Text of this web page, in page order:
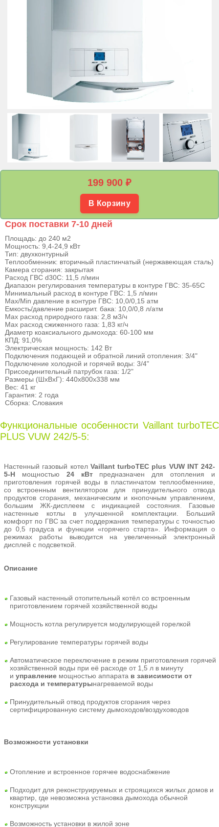
199 900 ₽
В Корзину
Срок поставки 7-10 дней
Площадь: до 240 м2
Мощность: 9,4-24,9 кВт
Тип: двухконтурный
Теплообменник: вторичный пластинчатый (нержавеющая сталь)
Камера сгорания: закрытая
Расход ГВС d30C: 11,5 л/мин
Диапазон регулирования температуры в контуре ГВС: 35-65С
Минимальный расход в контуре ГВС: 1,5 л/мин
Max/Min давление в контуре ГВС: 10,0/0,15 атм
Емкость/давление расширит. бака: 10,0/0,8 л/атм
Max расход природного газа: 2,8 м3/ч
Max расход сжиженного газа: 1,83 кг/ч
Диаметр коаксиального дымохода: 60-100 мм
КПД: 91,0%
Электрическая мощность: 142 Вт
Подключения подающей и обратной линий отопления: 3/4"
Подключение холодной и горячей воды: 3/4"
Присоединительный патрубок газа: 1/2"
Размеры (ШхВхГ): 440x800x338 мм
Вес: 41 кг
Гарантия: 2 года
Сборка: Словакия
Функциональные особенности Vaillant turboTEC
PLUS VUW 242/5-5:
Настенный газовый котел Vaillant turboTEC plus VUW INT 242-
5-Н мощностью 24 кВтпредназначен для отопления и
приготовления горячей воды в пластинчатом теплообменнике,
cо встроенным вентилятором для принудительного отвода
продуктов сгорания, механическим и кнопочным управлением,
большим ЖК-дисплеем с индикацией состояния. Газовые
настенные котлы в улучшенной комплектации. Больший
комфорт по ГВС за счет поддержания температуры с точностью
до 0,5 градуса и функции «горячего старта». Информация о
режимах работы выводится на увеличенный электронный
дисплей с подсветкой.
Описание
Газовый настенный отопительный котёл со встроенным
приготовлением горячей хозяйственной воды
Мощность котла регулируется модулирующей горелкой
Регулирование температуры горячей воды
Автоматическое переключение в режим приготовления горячей
хозяйственной воды при её расходе от 1,5 л в минуту
и управление мощностью аппарата в зависимости от
расхода и температурынагреваемой воды
Принудительный отвод продуктов сгорания через
сертифицированную систему дымоходов/воздуховодов
Возможности установки
Отопление и встроенное горячее водоснабжение
Подходит для реконструируемых и строящихся жилых домов и
квартир, где невозможна установка дымохода обычной
конструкции
Возможность установки в жилой зоне